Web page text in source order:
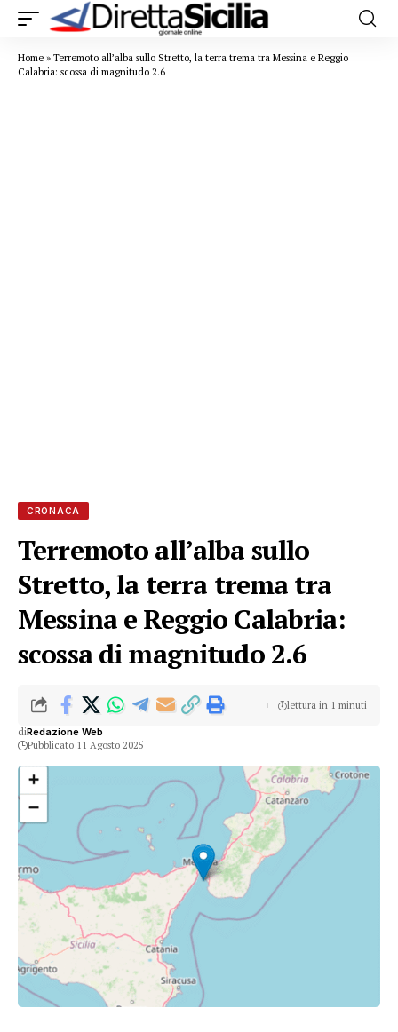
Home » Terremoto all’alba sullo Stretto, la terra trema tra Messina e Reggio
Calabria: scossa di magnitudo 2.6
CRONACA
Terremoto all’alba sullo
Stretto, la terra trema tra
Messina e Reggio Calabria:
scossa di magnitudo 2.6
diRedazione Web
Pubblicato 11 Agosto 2025
lettura in 1 minuti